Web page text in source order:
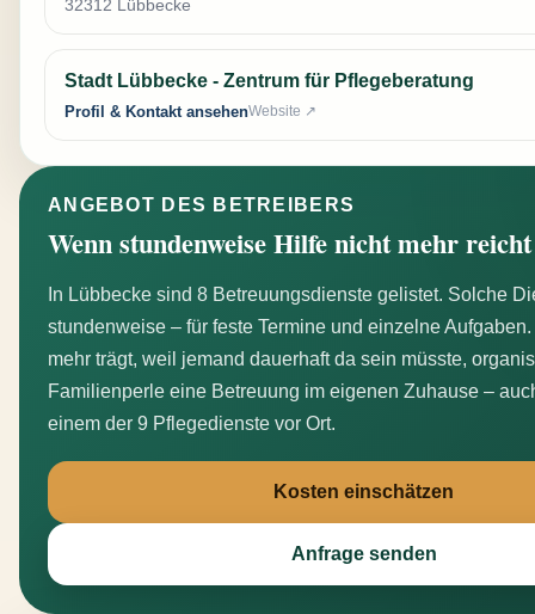
32312 Lübbecke
Stadt Lübbecke - Zentrum für Pflegeberatung
Profil & Kontakt ansehenWebsite ↗
ANGEBOT DES BETREIBERS
Wenn stundenweise Hilfe nicht mehr reicht
In Lübbecke sind 8 Betreuungsdienste gelistet. Solche
stundenweise – für feste Termine und einzelne
mehr trägt, weil jemand dauerhaft da sein müsste,
Familienperle eine Betreuung im eigenen Zuhause –
einem der 9 Pflegedienste vor Ort.
Kosten einschätzen
Anfrage senden